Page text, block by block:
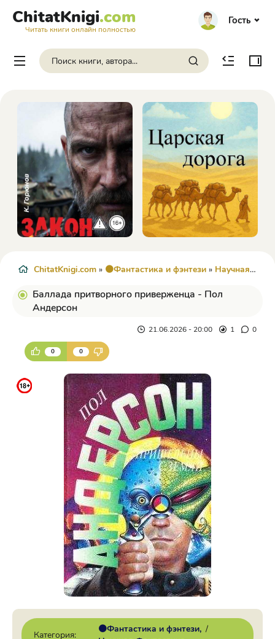
ChitatKnigi.com
Читать книги онлайн полностью
Гость
ChitatKnigi.com » 🟠Фантастика и фэнтези » Научная Фантастика
Баллада притворного приверженца - Пол
Андерсон
21.06.2026 - 20:00 1 0
0 0
Категория:
🟠Фантастика и фэнтези /